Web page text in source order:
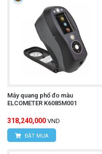
Máy quang phổ đo màu
ELCOMETER K6085M001
318,240,000 VND
ĐẶT MUA